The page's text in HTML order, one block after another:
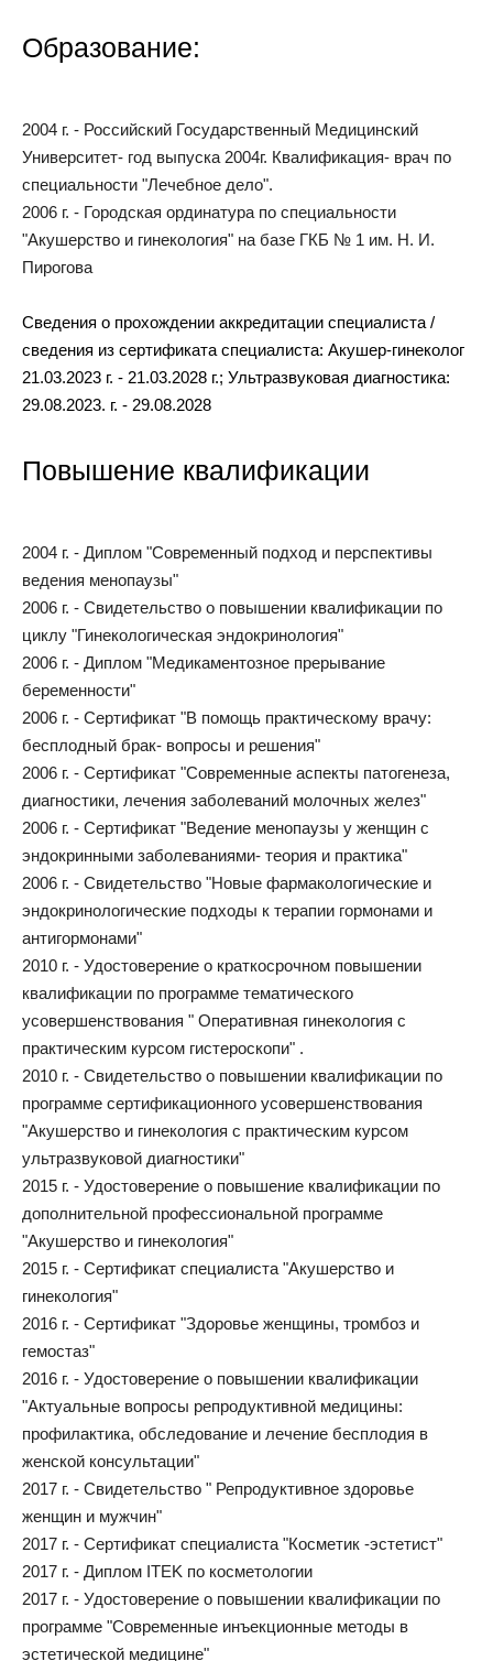
Образование:
2004 г. - Российский Государственный Медицинский
Университет- год выпуска 2004г. Квалификация- врач по
специальности "Лечебное дело".
2006 г. - Городская ординатура по специальности
"Акушерство и гинекология" на базе ГКБ № 1 им. Н. И.
Пирогова
Сведения о прохождении аккредитации специалиста /
сведения из сертификата специалиста: Акушер-гинеколог
21.03.2023 г. - 21.03.2028 г.; Ультразвуковая диагностика:
29.08.2023. г. - 29.08.2028
Повышение квалификации
2004 г. - Диплом "Современный подход и перспективы
ведения менопаузы"
2006 г. - Свидетельство о повышении квалификации по
циклу "Гинекологическая эндокринология"
2006 г. - Диплом "Медикаментозное прерывание
беременности"
2006 г. - Сертификат "В помощь практическому врачу:
бесплодный брак- вопросы и решения"
2006 г. - Сертификат "Современные аспекты патогенеза,
диагностики, лечения заболеваний молочных желез"
2006 г. - Сертификат "Ведение менопаузы у женщин с
эндокринными заболеваниями- теория и практика"
2006 г. - Свидетельство "Новые фармакологические и
эндокринологические подходы к терапии гормонами и
антигормонами"
2010 г. - Удостоверение о краткосрочном повышении
квалификации по программе тематического
усовершенствования " Оперативная гинекология с
практическим курсом гистероскопи" .
2010 г. - Свидетельство о повышении квалификации по
программе сертификационного усовершенствования
"Акушерство и гинекология с практическим курсом
ультразвуковой диагностики"
2015 г. - Удостоверение о повышение квалификации по
дополнительной профессиональной программе
"Акушерство и гинекология"
2015 г. - Сертификат специалиста "Акушерство и
гинекология"
2016 г. - Сертификат "Здоровье женщины, тромбоз и
гемостаз"
2016 г. - Удостоверение о повышении квалификации
"Актуальные вопросы репродуктивной медицины:
профилактика, обследование и лечение бесплодия в
женской консультации"
2017 г. - Свидетельство " Репродуктивное здоровье
женщин и мужчин"
2017 г. - Сертификат специалиста "Косметик -эстетист"
2017 г. - Диплом ITEK по косметологии
2017 г. - Удостоверение о повышении квалификации по
программе "Современные инъекционные методы в
эстетической медицине"